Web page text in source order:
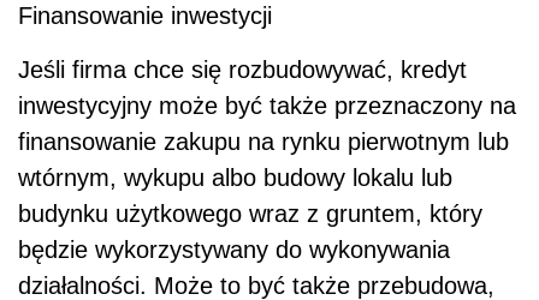
Finansowanie inwestycji
Jeśli firma chce się rozbudowywać, kredyt
inwestycyjny może być także przeznaczony na
finansowanie zakupu na rynku pierwotnym lub
wtórnym, wykupu albo budowy lokalu lub
budynku użytkowego wraz z gruntem, który
będzie wykorzystywany do wykonywania
działalności. Może to być także przebudowa,